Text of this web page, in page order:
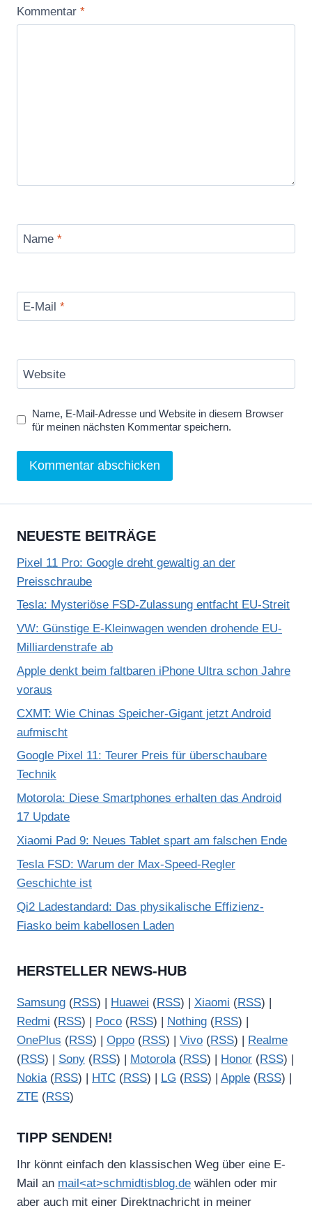
Y
n
e
Kommentar *
Name *
E-Mail *
Website
Name, E-Mail-Adresse und Website in diesem Browser
für meinen nächsten Kommentar speichern.
NEUESTE BEITRÄGE
Pixel 11 Pro: Google dreht gewaltig an der
Preisschraube
Tesla: Mysteriöse FSD-Zulassung entfacht EU-Streit
VW: Günstige E-Kleinwagen wenden drohende EU-
Milliardenstrafe ab
Apple denkt beim faltbaren iPhone Ultra schon Jahre
voraus
CXMT: Wie Chinas Speicher-Gigant jetzt Android
aufmischt
Google Pixel 11: Teurer Preis für überschaubare
Technik
Motorola: Diese Smartphones erhalten das Android
17 Update
Xiaomi Pad 9: Neues Tablet spart am falschen Ende
Tesla FSD: Warum der Max-Speed-Regler
Geschichte ist
Qi2 Ladestandard: Das physikalische Effizienz-
Fiasko beim kabellosen Laden
HERSTELLER NEWS-HUB
Samsung (RSS) | Huawei (RSS) | Xiaomi (RSS) |
Redmi (RSS) | Poco (RSS) | Nothing (RSS) |
OnePlus (RSS) | Oppo (RSS) | Vivo (RSS) |
Realme
(RSS) | Sony (RSS) | Motorola(RSS) | Honor (RSS) |
Nokia(RSS) | HTC (RSS) | LG (RSS) | Apple (RSS) |
ZTE (RSS)
TIPP SENDEN!
Ihr könnt einfach den klassischen Weg über eine E-
Mail an mail<at>schmidtisblog.de wählen oder mir
aber auch mit einer Direktnachricht in meiner